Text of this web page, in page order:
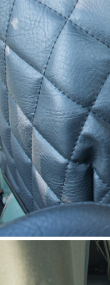
réservoir